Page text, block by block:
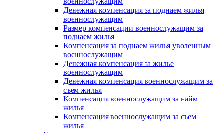
Денежная компенсация за поднаем жилья
военнослужащим
Размер компенсации военнослужащим за
поднаем жилья
Компенсация за поднаем жилья уволенным
военнослужащим
Денежная компенсация за жилье
военнослужащим
Денежная компенсация военнослужащим за
съем жилья
Компенсация военнослужащим за найм
жилья
Компенсация военнослужащим за съем
жилья